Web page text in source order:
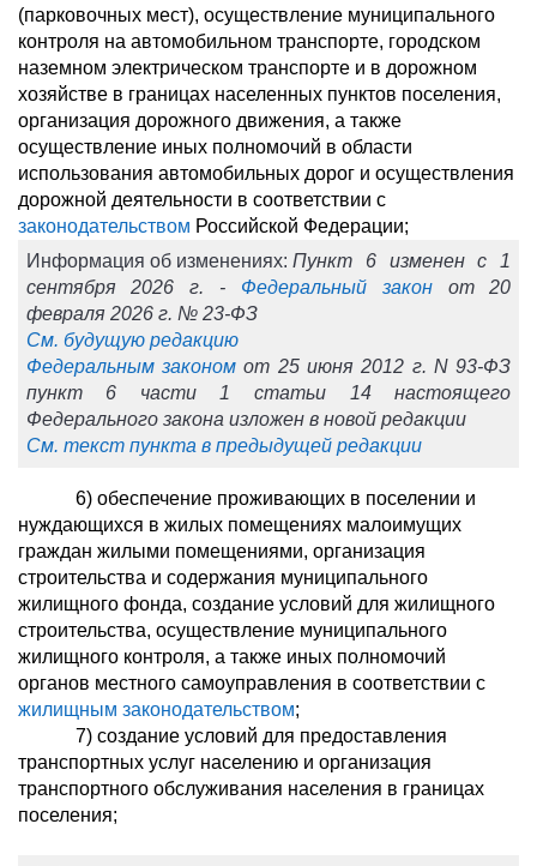
(парковочных мест), осуществление муниципального
контроля на автомобильном транспорте, городском
наземном электрическом транспорте и в дорожном
хозяйстве в границах населенных пунктов поселения,
организация дорожного движения, а также
осуществление иных полномочий в области
использования автомобильных дорог и осуществления
дорожной деятельности в соответствии с
законодательством Российской Федерации;
Информация об изменениях: Пункт 6 изменен с 1
сентября 2026 г. - Федеральный законот 20
февраля 2026 г. № 23-ФЗ
См. будущую редакцию
Федеральным законом от 25 июня 2012 г. N 93-ФЗ
пункт 6 части 1 статьи 14 настоящего
Федерального закона изложен в новой редакции
См. текст пункта в предыдущей редакции
6) обеспечение проживающих в поселении и
нуждающихся в жилых помещениях малоимущих
граждан жилыми помещениями, организация
строительства и содержания муниципального
жилищного фонда, создание условий для жилищного
строительства, осуществление муниципального
жилищного контроля, а также иных полномочий
органов местного самоуправления в соответствии с
жилищным законодательством;
7) создание условий для предоставления
транспортных услуг населению и организация
транспортного обслуживания населения в границах
поселения;